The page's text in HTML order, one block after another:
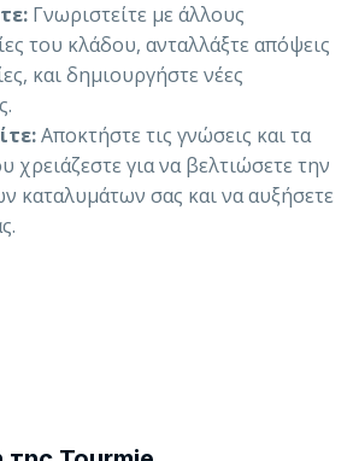
Γνωριστείτε με άλλους
του κλάδου, ανταλλάξτε απόψεις
και δημιουργήστε νέες
Αποκτήστε τις γνώσεις και τα
χρειάζεστε για να βελτιώσετε την
καταλυμάτων σας και να αυξήσετε